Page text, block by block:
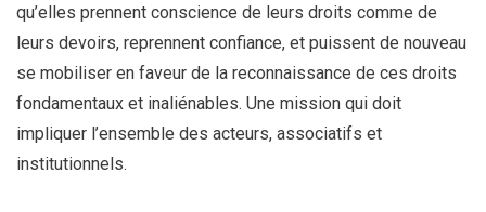
qu’elles prennent conscience de leurs droits comme de
leurs devoirs, reprennent confiance, et puissent de nouveau
se mobiliser en faveur de la reconnaissance de ces droits
fondamentaux et inaliénables. Une mission qui doit
impliquer l’ensemble des acteurs, associatifs et
institutionnels.